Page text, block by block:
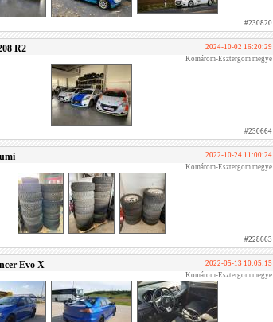
#230820
R2
2024-10-02 16:20:29
Komárom-Esztergom megye
#230664
2022-10-24 11:00:24
Komárom-Esztergom megye
#228663
Evo X
2022-05-13 10:05:15
Komárom-Esztergom megye